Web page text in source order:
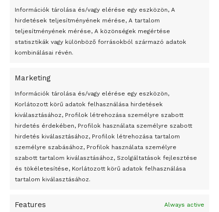
Információk tárolása és/vagy elérése egy eszközön, A
hirdetések teljesítményének mérése, A tartalom
teljesítményének mérése, A közönségek megértése
statisztikák vagy különböző forrásokból származó adatok
kombinálásai révén.
Marketing
Információk tárolása és/vagy elérése egy eszközön,
Korlátozott körű adatok felhasználása hirdetések
kiválasztásához, Profilok létrehozása személyre szabott
hirdetés érdekében, Profilok használata személyre szabott
hirdetés kiválasztásához, Profilok létrehozása tartalom
személyre szabásához, Profilok használata személyre
szabott tartalom kiválasztásához, Szolgáltatások fejlesztése
és tökéletesítése, Korlátozott körű adatok felhasználása
tartalom kiválasztásához.
Features Always active
Átmenetileg szünetelnek az összecsapások Bahmutnál
Egy vagyonért adták el Banksy művét miután elégették.
Az 1950-ben elhunyt alkotók művei szabadon
felhasználhatóvá válnak
Peking – A visegrádi országok zsidó kulturális örökségét